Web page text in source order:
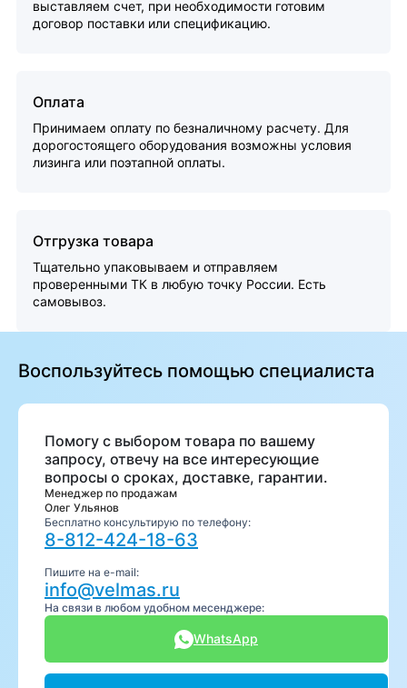
выставляем счет, при необходимости готовим
договор поставки или спецификацию.
Оплата
Принимаем оплату по безналичному расчету. Для
дорогостоящего оборудования возможны условия
лизинга или поэтапной оплаты.
Отгрузка товара
Тщательно упаковываем и отправляем
проверенными ТК в любую точку России. Есть
самовывоз.
Воспользуйтесь помощью специалиста
Помогу с выбором товара по вашему
запросу, отвечу на все интересующие
вопросы о сроках, доставке, гарантии.
Менеджер по продажам
Олег Ульянов
Бесплатно консультирую по телефону:
8-812-424-18-63
Пишите на e-mail:
info@velmas.ru
На связи в любом удобном месенджере:
WhatsApp